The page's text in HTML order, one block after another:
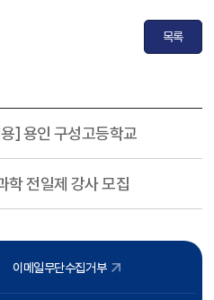
목록
] 용인 구성고등학교
학 전일제 강사 모집
이메일무단수집거부